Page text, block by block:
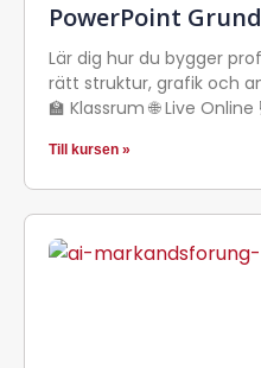
PowerPoint
Lär dig hur du bygger
rätt struktur, grafik och
🏫 Klassrum 🌐 Live
Till kursen »